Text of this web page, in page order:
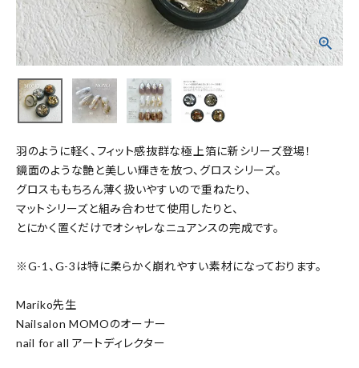
羽のように軽く、フィット感抜群な極上箔に新シリーズ登場！
鏡面のような艶と美しい輝きを放つ、グロスシリーズ。
グロスももちろん薄く扱いやすいので重ねたり、
マットシリーズと組み合わせて使用したりと、
とにかく置くだけでオシャレなニュアンスの完成です。
※G-1、G-3は特に柔らかく崩れやすい素材になっております。
Mariko先生
Nailsalon MOMOのオーナー
nail for all アートディレクター